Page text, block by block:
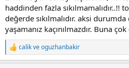
haddinden fazla sıkılmamalıdır..!!
değerde sıkılmalıdır. aksi durumda
yaşamanız kaçınılmazdır. Buna
T
e
calikveoguzhanbakir